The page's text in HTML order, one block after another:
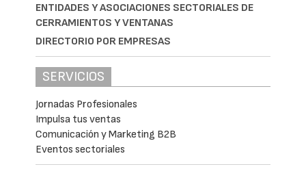
ENTIDADES Y ASOCIACIONES SECTORIALES DE
CERRAMIENTOS Y VENTANAS
DIRECTORIO POR EMPRESAS
SERVICIOS
Jornadas Profesionales
Impulsa tus ventas
Comunicación y Marketing B2B
Eventos sectoriales